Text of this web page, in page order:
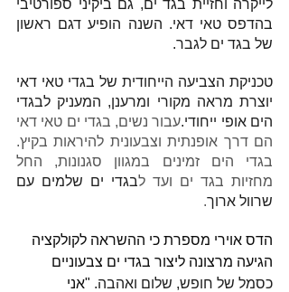
של בגד ים לגבר.
הים אופי ייחודי.
מחזיות בגד ים ועד ל
שרוול ארוך.
הדס אוירי מספרת כי ההשראה לקולקציה
הגיעה מרצונה ליצור בגדי ים צבעוניים
כסמל של חופש, שלום ואהבה. "אני